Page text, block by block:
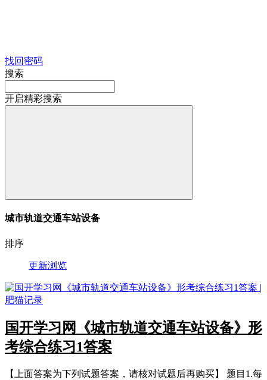
找回密码
搜索
开启精彩搜索
城市轨道交通车站设备
排序
更新浏览
国开学习网《城市轨道交通车站设备》形
考综合练习1答案
【上面答案为下列试题答案，请核对试题后再购买】 题目1.每